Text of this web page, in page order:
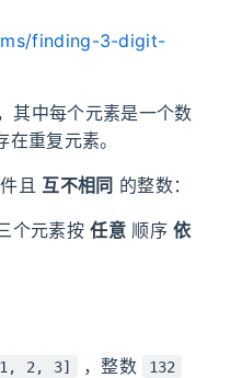
finding-3-digit-
其中每个元素是一个数
重复元素。
且 互不相同 的整数：
个元素按任意顺序依
2, 3] ，整数 132